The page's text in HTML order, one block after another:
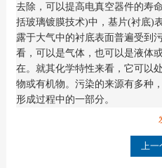
去除，可以提高电真空器件的寿
括玻璃镀膜技术)中，基片(衬底)
露于大气中的衬底表面普遍受到
看，可以是气体，也可以是液体
在。就其化学特性来看，它可以
物或有机物。污染的来源有多种
形成过程中的一部分。
上